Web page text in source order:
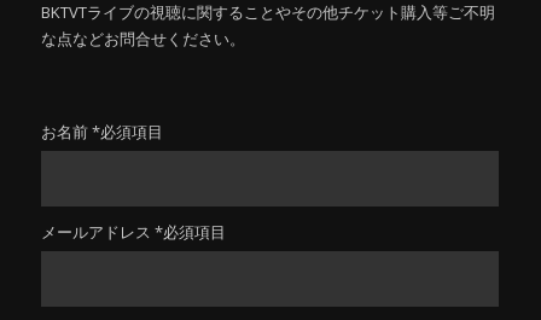
BKTVTライブの視聴に関することやその他チケット購入等ご不明
な点などお問合せください。
お名前 *必須項目
メールアドレス *必須項目